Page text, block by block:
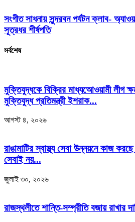
সংগীত সাধনায় সুন্দরবন পর্যটন ক্লাব-
সূত্রধর শীর্ষপতি
সর্বশেষ
মুক্তিযুদ্ধকে বিক্রির মাধ্যআেওয়ামী লীগ
মুক্তিযুদ্ধ প্রতিমন্ত্রী ইশরাক...
আগস্ট ৪, ২০২৬
রাঙামাটির স্বাস্থ্য সেবা উন্নয়নে কাজ
সেবাই নয়...
জুলাই ৩০, ২০২৬
রাজস্থলীতে শান্তি-সম্প্রীতি বজায় রাখার